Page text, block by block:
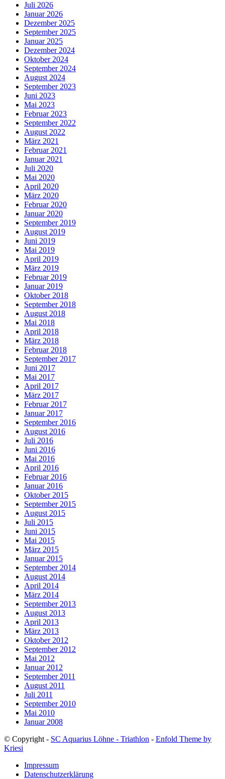
Juli 2026
Januar 2026
Dezember 2025
September 2025
Januar 2025
Dezember 2024
Oktober 2024
September 2024
August 2024
September 2023
Juni 2023
Mai 2023
Februar 2023
September 2022
August 2022
März 2021
Februar 2021
Januar 2021
Juli 2020
Mai 2020
April 2020
März 2020
Februar 2020
Januar 2020
September 2019
August 2019
Juni 2019
Mai 2019
April 2019
März 2019
Februar 2019
Januar 2019
Oktober 2018
September 2018
August 2018
Mai 2018
April 2018
März 2018
Februar 2018
September 2017
Juni 2017
Mai 2017
April 2017
März 2017
Februar 2017
Januar 2017
September 2016
August 2016
Juli 2016
Juni 2016
Mai 2016
April 2016
Februar 2016
Januar 2016
Oktober 2015
September 2015
August 2015
Juli 2015
Juni 2015
Mai 2015
März 2015
Januar 2015
September 2014
August 2014
April 2014
März 2014
September 2013
August 2013
April 2013
März 2013
Oktober 2012
September 2012
Mai 2012
Januar 2012
September 2011
August 2011
Juli 2011
September 2010
Mai 2010
Januar 2008
© Copyright - SC Aquarius Löhne - Triathlon - Enfold Theme by
Kriesi
Impressum
Datenschutzerklärung